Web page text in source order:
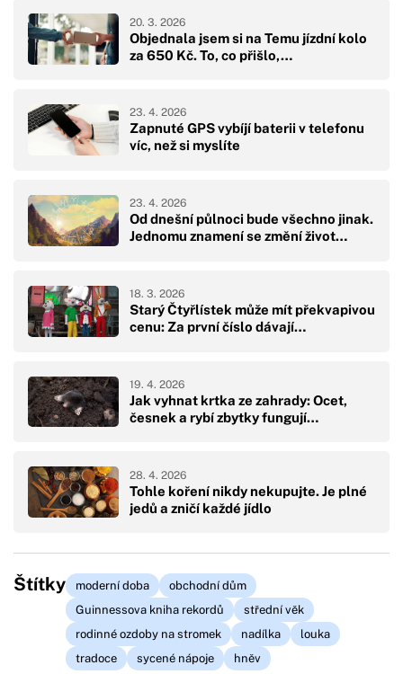
Objednala jsem si na Temu jízdní kolo
za 650 Kč. To, co přišlo,…
20. 3. 2026
Zapnuté GPS vybíjí baterii v telefonu
víc, než si myslíte
23. 4. 2026
Od dnešní půlnoci bude všechno jinak.
Jednomu znamení se změní život…
23. 4. 2026
Starý Čtyřlístek může mít překvapivou
cenu: Za první číslo dávají…
18. 3. 2026
Jak vyhnat krtka ze zahrady: Ocet,
česnek a rybí zbytky fungují…
19. 4. 2026
Tohle koření nikdy nekupujte. Je plné
jedů a zničí každé jídlo
28. 4. 2026
Štítky moderní doba
obchodní dům
Guinnessova kniha rekordů
střední věk
rodinné ozdoby na stromek
nadílka
louka
tradoce
sycené nápoje hněv